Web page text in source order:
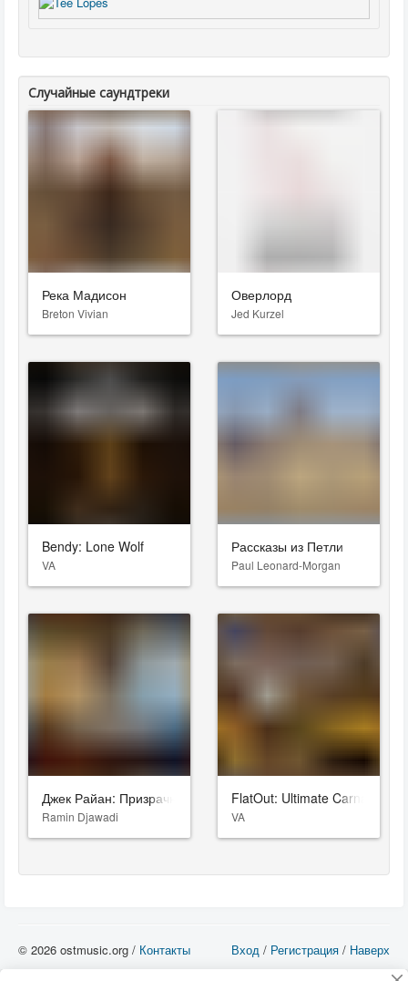
Случайные саундтреки
Река Мадисон
Breton Vivian
Оверлорд
Jed Kurzel
Bendy: Lone Wolf
VA
Рассказы из Петли
Paul Leonard-Morgan
Джек Райан: Призрачная война
Ramin Djawadi
FlatOut: Ultimate Carnage
VA
Вход / Регистрация / Наверх
© 2026 ostmusic.org / Контакты